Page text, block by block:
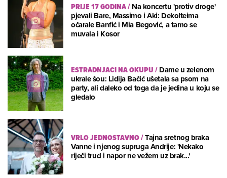
PRIJE 17 GODINA/Na koncertu 'protiv droge'
pjevali Bare, Massimo i Aki: Dekolteima
očarale Banfić i Mia Begović, a tamo se
muvala i Kosor
ESTRADNJACI NA OKUPU/Dame u zelenom
ukrale šou: Lidija Bačić ušetala sa psom na
party, ali daleko od toga da je jedina u koju se
gledalo
VRLO JEDNOSTAVNO/Tajna sretnog braka
Vanne i njenog supruga Andrije: 'Nekako
riječi trud i napor ne vežem uz brak...'